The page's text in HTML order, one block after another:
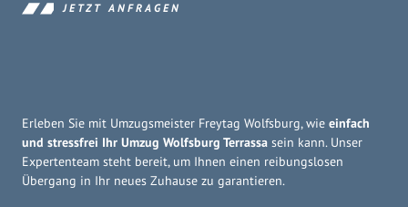
JETZT ANFRAGEN
Erleben Sie mit Umzugsmeister Freytag Wolfsburg, wie einfach
und stressfrei Ihr Umzug Wolfsburg Terrassa sein kann. Unser
Expertenteam steht bereit, um Ihnen einen reibungslosen
Übergang in Ihr neues Zuhause zu garantieren.